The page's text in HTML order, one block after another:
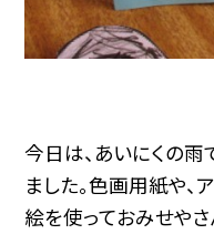
今日は、あいにくの
ました。色画用紙や、
絵を使っておみせやさ